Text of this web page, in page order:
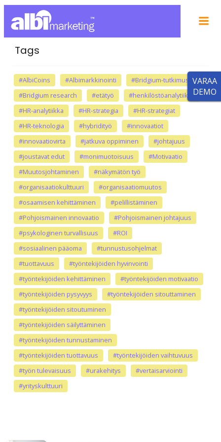
Tags
#AlbiCoins #Albimarkkinointi
#Bridgium-tutkimus
#Bridgium research
#etätyö
#henkilöstöanalytiikka
#HR-analytiikka
#HR-strategia
#HR-strategiat
#HR-teknologia
#hybridityö
#innovaatiot
#innovaatiovirta
#jatkuva oppiminen
#johtajuus
#joustavat edut
#monimuotoisuus
#Motivaatio
#Muutosjohtaminen
#näkymätön työ
#organisaatiokulttuuri
#organisaatiomuutos
#osaamisen kehittäminen
#pelillistäminen
#Pohjoismainen innovaatio
#Pohjoismainen johtajuus
#psykologinen turvallisuus
#ROI
#sosiaalinen pääoma
#tunnustusohjelmat
#tuottavuus
#työntekijöiden hyvinvointi
#työntekijöiden kehittäminen
#työntekijöiden motivaatio
#työntekijöiden pysyvyys
#työntekijöiden sitouttaminen
#työntekijöiden sitoutuminen
#työntekijöiden säilyttäminen
#työntekijöiden tunnustaminen
#työntekijöiden tuottavuus
#työntekijöiden vaihtuvuus
#työn tulevaisuus
#urakehitys
#vertaisarviointi
#yrityskulttuuri
VARAA
DEMO